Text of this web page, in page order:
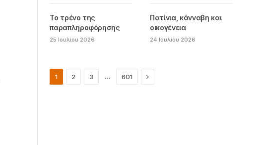
Το τρένο της
παραπληροφόρησης
25 Ιουλίου 2026
Πατίνια, κάνναβη και
οικογένεια
24 Ιουλίου 2026
1 2 3 … 601 Next